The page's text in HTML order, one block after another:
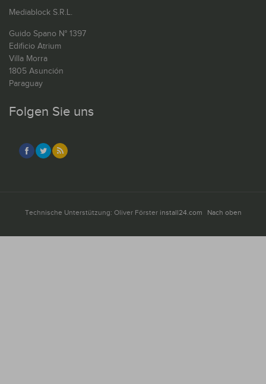
Mediablock S.R.L.
Guido Spano N° 1397
Edificio Atrium
Villa Morra
1805 Asunción
Paraguay
Folgen Sie uns
Technische Unterstützung: Oliver Förster install24.com Nach oben